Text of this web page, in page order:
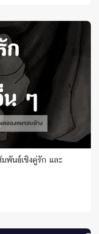
พันธ์เชิงคู่รัก และ